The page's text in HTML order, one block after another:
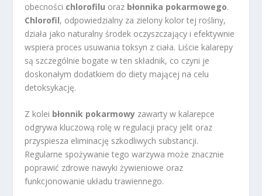
obecności chlorofilu oraz błonnika pokarmowego.
Chlorofil, odpowiedzialny za zielony kolor tej rośliny,
działa jako naturalny środek oczyszczający i efektywnie
wspiera proces usuwania toksyn z ciała. Liście kalarepy
są szczególnie bogate w ten składnik, co czyni je
doskonałym dodatkiem do diety mającej na celu
detoksykację.
Z kolei błonnik pokarmowy zawarty w kalarepce
odgrywa kluczową rolę w regulacji pracy jelit oraz
przyspiesza eliminację szkodliwych substancji.
Regularne spożywanie tego warzywa może znacznie
poprawić zdrowe nawyki żywieniowe oraz
funkcjonowanie układu trawiennego.